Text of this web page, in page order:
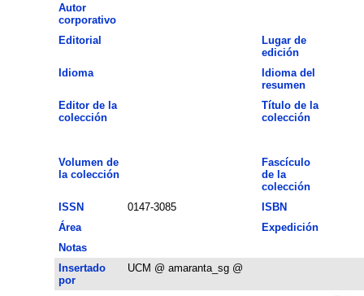
Autor
corporativo
Editorial
Lugar de
edición
Idioma
Idioma del
resumen
Editor de la
colección
Título de la
colección
Volumen de
la colección
Fascículo
de la
colección
ISSN
0147-3085
ISBN
Área
Expedición
Notas
Insertado
por
UCM @ amaranta_sg @